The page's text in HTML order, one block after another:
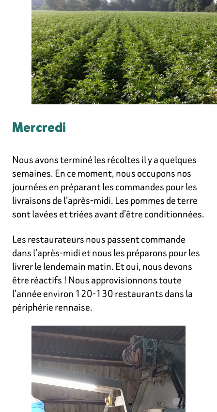
Mercredi
Nous avons terminé les récoltes il y a quelques
semaines. En ce moment, nous occupons nos
journées en préparant les commandes pour les
livraisons de l’après-midi. Les pommes de terre
sont lavées et triées avant d’être conditionnées.
Les restaurateurs nous passent commande
dans l’après-midi et nous les préparons pour les
livrer le lendemain matin. Et oui, nous devons
être réactifs ! Nous approvisionnons toute
l’année environ 120-130 restaurants dans la
périphérie rennaise.